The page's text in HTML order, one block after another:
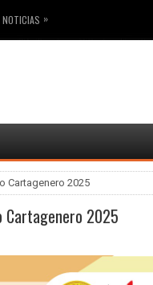
NOTICIAS »
Cartagenero 2025
Cartagenero 2025